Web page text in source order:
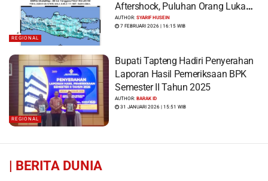
REGIONAL
Aftershock, Puluhan Orang Luka
dan Ratusan Bangunan Rusak
AUTHOR:SYARIF HUSEIN
7 FEBRUARI 2026 | 16:15 WIB
REGIONAL
Bupati Tapteng Hadiri Penyerahan
Laporan Hasil Pemeriksaan BPK
Semester II Tahun 2025
AUTHOR:BARAK ID
31 JANUARI 2026 | 15:51 WIB
BERITA DUNIA